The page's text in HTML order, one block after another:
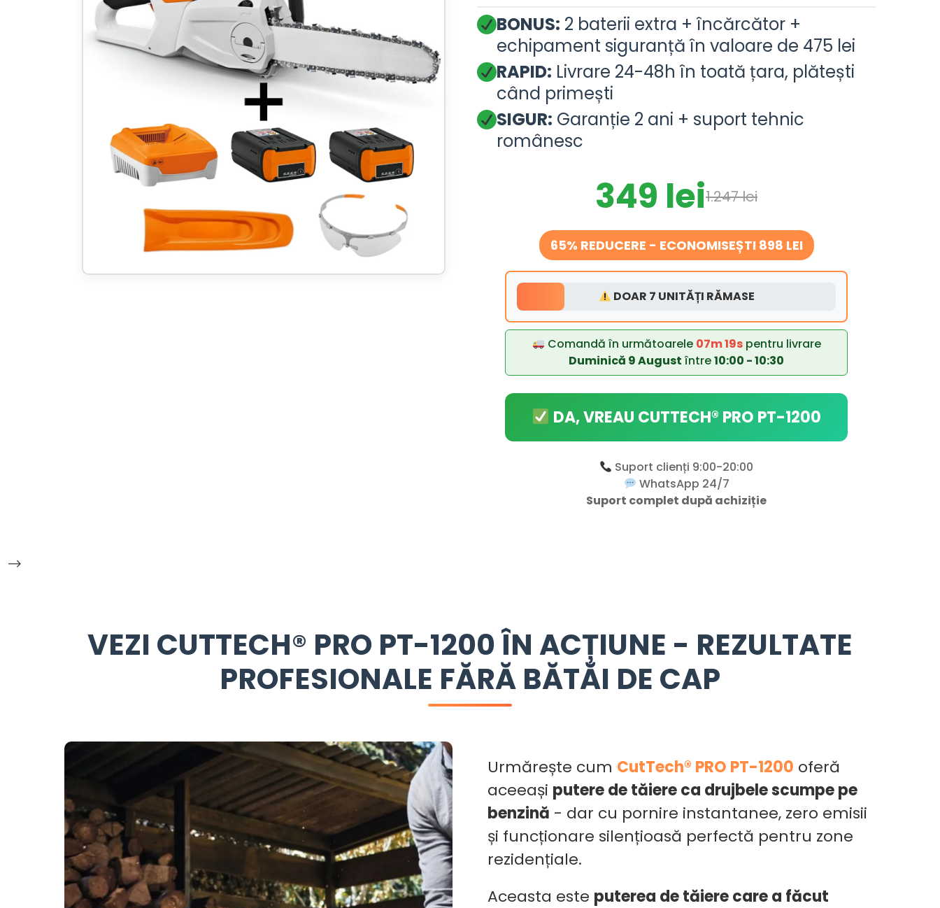
BONUS: 2 baterii extra + încărcător +
echipament siguranță în valoare de 475 lei
RAPID: Livrare 24-48h în toată țara, plătești
când primești
SIGUR: Garanție 2 ani + suport tehnic
românesc
349 lei1.247 lei
65% REDUCERE - ECONOMISEȘTI 898 LEI
DOAR 7 UNITĂȚI RĂMASE
Comandă în următoarele 07m 17spentru livrare
Duminică 9 August între10:00 - 10:30
DA, VREAU CUTTECH® PRO PT-1200
Suport clienți 9:00-20:00
WhatsApp 24/7
Suport complet după achiziție
-->
VEZI CUTTECH® PRO PT-1200 ÎN ACȚIUNE - REZULTATE
PROFESIONALE FĂRĂ BĂTĂI DE CAP
Urmărește cum CutTech® PRO PT-1200 oferă
aceeași putere de tăiere ca drujbele scumpe pe
benzină - dar cu pornire instantanee, zero emisii
și funcționare silențioasă perfectă pentru zone
rezidențiale.
Aceasta este puterea de tăiere care a făcut